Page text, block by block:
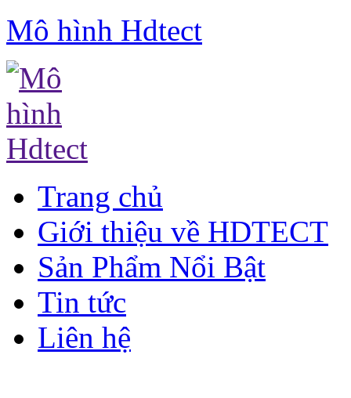
Mô hình Hdtect
Trang chủ
Giới thiệu về HDTECT
Sản Phẩm Nổi Bật
Tin tức
Liên hệ